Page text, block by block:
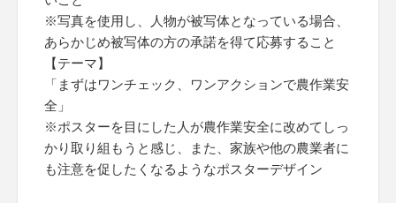
※写真を使用し、人物が被写体となっている場合、
あらかじめ被写体の方の承諾を得て応募すること
【テーマ】
「まずはワンチェック、ワンアクションで農作業安
全」
※ポスターを目にした人が農作業安全に改めてしっ
かり取り組もうと感じ、また、家族や他の農業者に
も注意を促したくなるようなポスターデザイン